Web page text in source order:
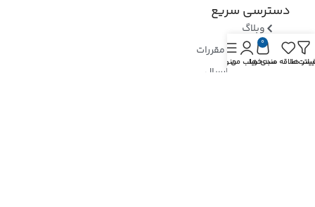
دسترسی سریع
وبلاگ
قوانین و مقررات
روشهای ارسال
ها
علاقه مندی ها
0
سبد خریدحساب منمنو